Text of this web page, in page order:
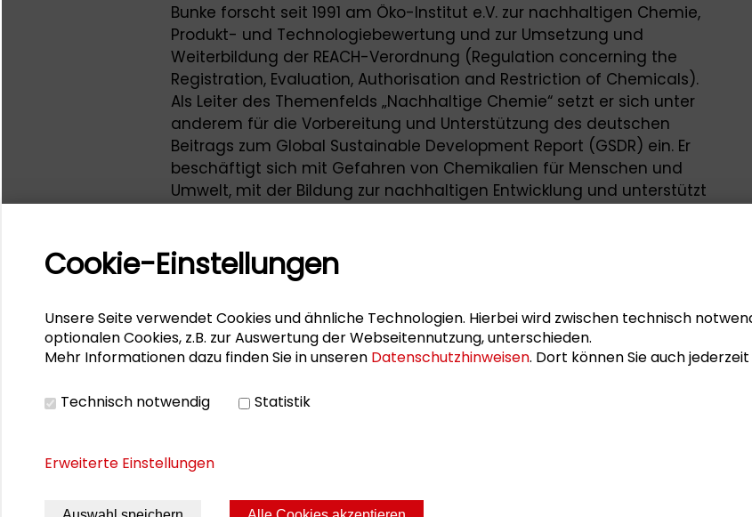
Bunke forscht seit 1991 am Öko-Institut e.V. zur nachhaltigen Chemie,
Produkt- und Technologiebewertung und zur Umsetzung und
Weiterbildung der REACH-Verordnung (Regulation concerning the
Registration, Evaluation, Authorisation and Restriction of Chemicals).
Als Leiter des Themenfelds „Nachhaltige Chemie“ setzt er sich unter
anderem für die Vorbereitung und Unterstützung des deutschen
Beitrags zum Global Sustainable Development Report (GSDR) ein. Er
beschäftigt sich mit Gefahren von Chemikalien für Menschen und
Umwelt, mit der Bildung zur nachhaltigen Entwicklung und unterstützt
bei der Europäischen Chemikalienagentur.
öffentlichen Veranstaltung„Stimmt die Chemie? Was Politik, Medien,
Industrie und Zivilgesellschaft gegen Chemikalien in der Umwelt tun
können“zum Abschluss der Ringvorlesung Global Challenges 2023 der
Universität Darmstadt.
Cookie-Einstellungen
Unsere Seite verwendet Cookies und ähnliche Technologien. Hierbei wird zwischen technisch
optionalen Cookies, z.B. zur Auswertung der Webseitennutzung, unterschieden.
Mehr Informationen dazu finden Sie in unseren Datenschutzhinweisen. Dort können Sie auch
Technisch notwendig Statistik
Erweiterte Einstellungen